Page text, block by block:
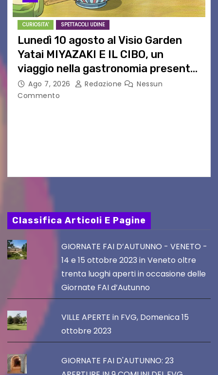
CURIOSITA' SPETTACOLI UDINE
Lunedì 10 agosto al Visio Garden
Yatai MIYAZAKI E IL CIBO, un
viaggio nella gastronomia presente
nei film di Hayao Miyazaki!
Ago 7, 2026 Redazione
Nessun
Commento
Classifica Articoli E Pagine
GIORNATE FAI D’AUTUNNO - VENETO -
14 e 15 ottobre 2023 in Veneto oltre
trenta luoghi aperti in occasione delle
Giornate FAI d’Autunno
VILLE APERTE in FVG, Domenica 15
ottobre 2023
GIORNATE FAI D'AUTUNNO: 23